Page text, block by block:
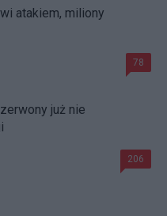
atakiem, miliony
78
już nie
206